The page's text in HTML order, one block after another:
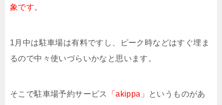
象です。
1月中は駐車場は有料ですし、ピーク時などはすぐ埋ま
るので中々使いづらいかなと思います。
そこで駐車場予約サービス 「akippa」
というものがあ